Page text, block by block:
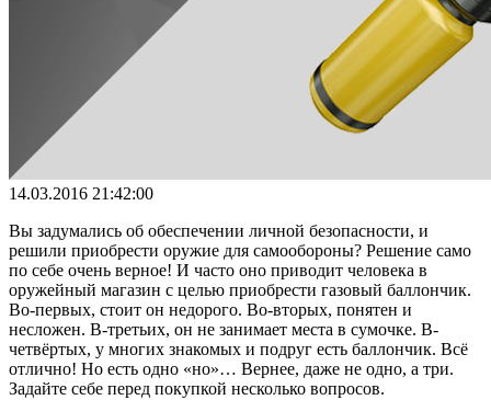
14.03.2016 21:42:00
Вы задумались об обеспечении личной безопасности, и
решили приобрести оружие для самообороны? Решение само
по себе очень верное! И часто оно приводит человека в
оружейный магазин с целью приобрести газовый баллончик.
Во-первых, стоит он недорого. Во-вторых, понятен и
несложен. В-третьих, он не занимает места в сумочке. В-
четвёртых, у многих знакомых и подруг есть баллончик. Всё
отлично! Но есть одно «но»… Вернее, даже не одно, а три.
Задайте себе перед покупкой несколько вопросов.